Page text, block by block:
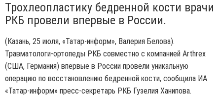
Трохлеопластику бедренной кости врачи
РКБ провели впервые в России.
(Казань, 25 июля, «Татар-информ», Валерия Белова).
Травматологи-ортопеды РКБ совместно с компанией Arthrex
(США, Германия) впервые в России провели уникальную
операцию по восстановлению бедренной кости, сообщила ИА
«Татар-информ» пресс-секретарь РКБ Гузелия Ханипова.